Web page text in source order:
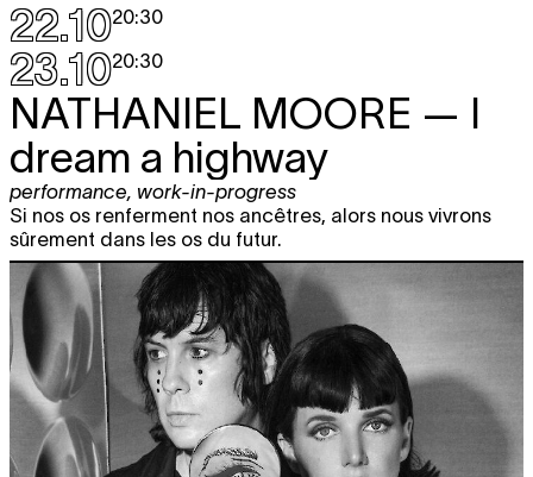
22.1020:30
23.1020:30
NATHANIEL MOORE — I
dream a highway
performance, work-in-progress
Si nos os renferment nos ancêtres, alors nous vivrons
sûrement dans les os du futur.